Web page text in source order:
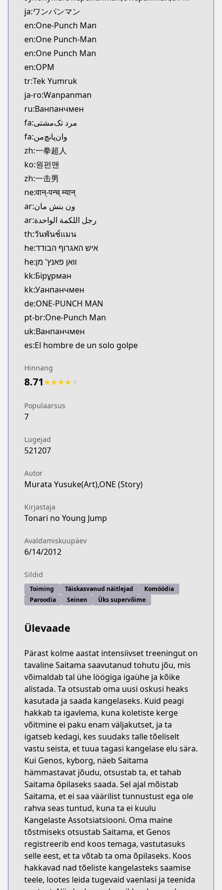
Kitsu
https://kitsu.app/manga/24147
CDJapan
CDJapan
https://www.anime-planet.com/manga/https://
MangaUpdates
MangaUpdates
https://www.mangaupdates.com/
Book☆Walker
Book☆Walker
https://bookwalker.jp/series/70257/list
Official English
Official English
https://www.viz.com/shonenjump/chapters/one-
Naver Series
Naver Series
https://series.naver.com/comic/
Comico
Comico
https://www.comico.jp/magazine_comic/34265
Bilibili
Bilibili
https://manga.bilibili.com/detail/mc26470
Viz
Viz
https://www.viz.com/shonenjump/chapters/one-
Tonari no Young Jump
Tonari no Young Jump
https://tonarinoyj.jp/episode/
ja:ワンパンマン
en:One-Punch Man
en:One Punch-Man
en:One Punch Man
en:OPM
tr:Tek Yumruk
ja-ro:Wanpanman
ru:Ванпанчмен
fa:مرد تک‌مشتی
fa:وان‌پانچ‌من
zh:一拳超人
ko:원펀맨
zh:一击男
ne:वान्-पन्च् म्यान्
ar:ون بنش مان
ar:رجل اللكمة الواحدة
th:วันพันช์แมน
he:איש האגרוף הבודד
he:וואן פאנץ' מן
kk:Бірұрман
kk:Уанпанчмен
de:ONE-PUNCH MAN
pt-br:One-Punch Man
uk:Ванпанчмен
es:El hombre de un solo golpe
Hinnang
8.71★★★★
Populaarsus
7
Lugejad
521207
Autor
Murata Yusuke(Art),ONE (Story)
Kirjastaja
Tonari no Young Jump
Avaldamiskuupäev
6/14/2012
Sildid
Toiming Täiskasvanud näitlejad
Komöödia
Paroodia
Seinen Üks supervõime
Ülevaade
Pärast kolme aastat intensiivset treeningut on
tavaline Saitama saavutanud tohutu jõu, mis
võimaldab tal ühe löögiga igaühe ja kõike
alistada. Ta otsustab oma uusi oskusi heaks
kasutada ja saada kangelaseks. Kuid peagi
hakkab ta igavlema, kuna koletiste kerge
võitmine ei paku enam väljakutset, ja ta
igatseb kedagi, kes suudaks talle tõeliselt
vastu seista, et tuua tagasi kangelase elu sära.
Kui Genos, kyborg, näeb Saitama
hämmastavat jõudu, otsustab ta, et tahab
Saitama õpilaseks saada. Sel ajal mõistab
Saitama, et ei saa väärilist tunnustust ega ole
rahva seas tuntud, kuna ta ei kuulu
Kangelaste Assotsiatsiooni. Oma maine
tõstmiseks otsustab Saitama, et Genos
registreerib end koos temaga, vastutasuks
selle eest, et ta võtab ta oma õpilaseks. Koos
hakkavad nad tõeliste kangelasteks saamise
teele, lootes leida tugevaid vaenlasi ja teenida